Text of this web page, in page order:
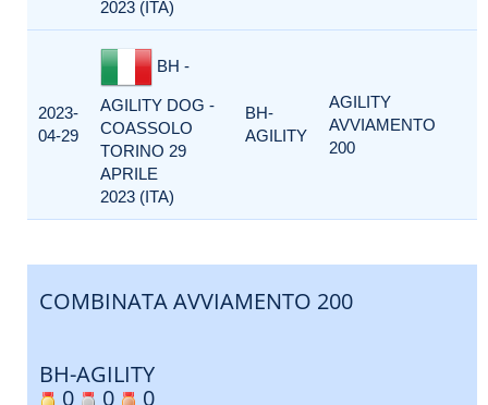
2023 (ITA)
2023-
04-29
BH -
AGILITY DOG -
COASSOLO
TORINO 29
APRILE
2023 (ITA)
BH-
AGILITY
AGILITY
AVVIAMENTO
200
COMBINATA AVVIAMENTO 200
BH-AGILITY
0
0 0